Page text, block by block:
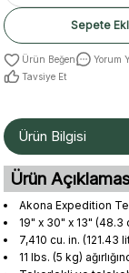
Sepete
Yorum
Tavsiye Et
Ürün Bilgisi
Ürün
Akona Expedition
19" x 30" x 13"
7,410 cu. in. (121.43
11 lbs. (5 kg)